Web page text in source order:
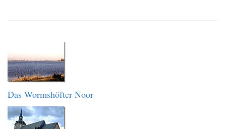
Das Wormshöfter Noor